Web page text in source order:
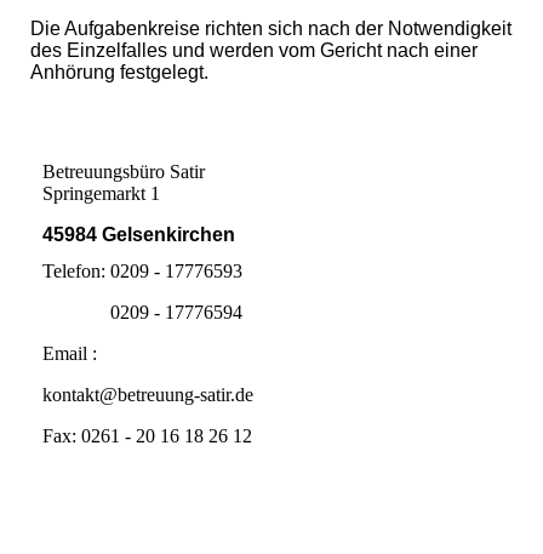
Die Aufgabenkreise richten sich nach der Notwendigkeit
des Einzelfalles und werden vom Gericht nach einer
Anhörung festgelegt.
Betreuungsbüro Satir
Springemarkt 1
45984 Gelsenkirchen
Telefon: 0209 - 17776593
0209 - 17776594
Email :
kontakt@betreuung-satir.de
Fax: 0261 - 20 16 18 26 12